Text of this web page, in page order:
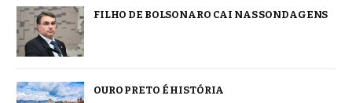
FILHO DE BOLSONARO CAI NAS SONDAGENS
OURO PRETO É HISTÓRIA